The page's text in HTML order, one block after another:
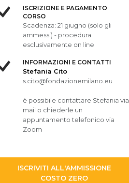
ISCRIZIONE E PAGAMENTO
CORSO
Scadenza: 21 giugno (solo gli
ammessi) - procedura
esclusivamente on line
INFORMAZIONI E CONTATTI
Stefania Cito
s.cito@fondazionemilano.eu
è possibile contattare Stefania via
mail o chiederle un
appuntamento telefonico via
Zoom
ISCRIVITI ALL'AMMISSIONE
COSTO ZERO